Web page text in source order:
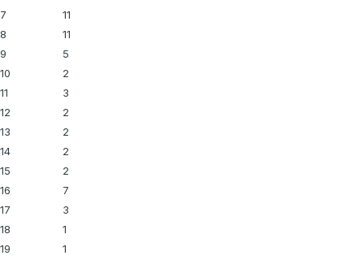
7
11
8
11
9
5
10
2
11
3
12
2
13
2
14
2
15
2
16
7
17
3
18
1
19
1